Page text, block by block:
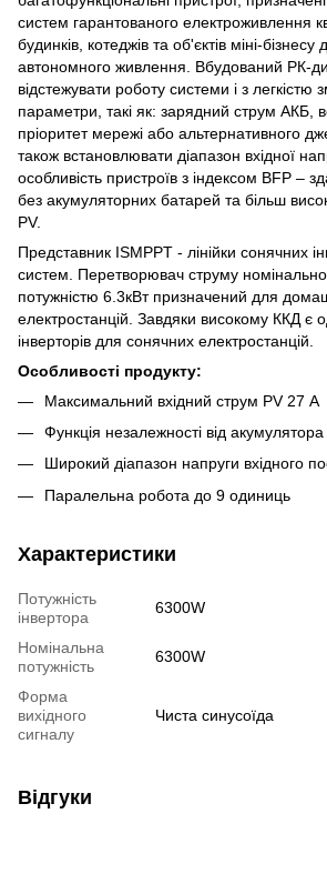
систем гарантованого електроживлення
будинків, котеджів та об'єктів міні-
автономного живлення. Вбудований РК-
відстежувати роботу системи і з легкістю
параметри, такі як: зарядний струм АКБ,
пріоритет мережі або альтернативного
також встановлювати діапазон вхідної
особливість пристроїв з індексом BFP –
без акумуляторних батарей та більш
PV.
Представник ISMPPT - лінійки сонячних
систем. Перетворювач струму
потужністю 6.3кВт призначений для
електростанцій. Завдяки високому ККД є
інверторів для сонячних електростанцій.
Особливості продукту:
Максимальний вхідний струм PV 27 А
Функція незалежності від акумулятора
Широкий діапазон напруги вхідного
Паралельна робота до 9 одиниць
Характеристики
Потужність
інвертора
6300W
Номінальна
потужність
6300W
Форма
вихідного
сигналу
Чиста синусоїда
Відгуки